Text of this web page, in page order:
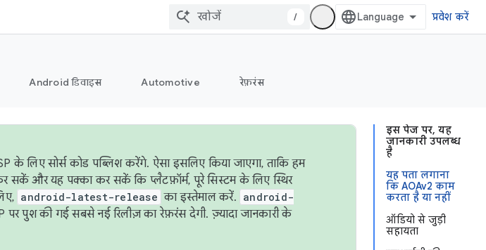
/ प्रवेश करें
Android डिवाइस Automotive रेफ़रंस
इस पेज पर, यह
जानकारी उपलब्ध
है
यह पता लगाना
कि AOAv2 काम
करता है या नहीं
ऑडियो से जुड़ी
सहायता
के लिए सोर्स कोड पब्लिश करेंगे. ऐसा इसलिए किया जाएगा, ताकि हम
और यह पक्का कर सकें कि प्लैटफ़ॉर्म, पूरे सिस्टम के लिए स्थिर
android-latest-release का इस्तेमाल करें. android-
पर पुश की गई सबसे नई रिलीज़ का रेफ़रंस देगी. ज़्यादा जानकारी के